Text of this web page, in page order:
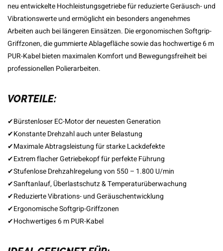
neu entwickelte Hochleistungsgetriebe für reduzierte Geräusch- und
Vibrationswerte und ermöglicht ein besonders angenehmes
Arbeiten auch bei längeren Einsätzen. Die ergonomischen Softgrip-
Griffzonen, die gummierte Ablagefläche sowie das hochwertige 6 m
PUR-Kabel bieten maximalen Komfort und Bewegungsfreiheit bei
professionellen Polierarbeiten.
VORTEILE:
✔Bürstenloser EC-Motor der neuesten Generation
✔Konstante Drehzahl auch unter Belastung
✔Maximale Abtragsleistung für starke Lackdefekte
✔Extrem flacher Getriebekopf für perfekte Führung
✔Stufenlose Drehzahlregelung von 550 – 1.800 U/min
✔Sanftanlauf, Überlastschutz & Temperaturüberwachung
✔Reduzierte Vibrations- und Geräuschentwicklung
✔Ergonomische Softgrip-Griffzonen
✔Hochwertiges 6 m PUR-Kabel